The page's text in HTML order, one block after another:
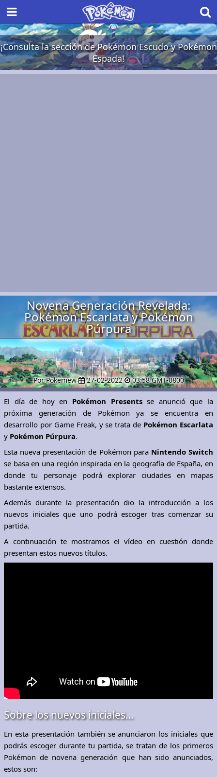
¡Consulta la sección de Pokémon Escudo y Pokémon
Espada!
Novena Generación Revelada:
Pokémon Escarlata y Pokémon
Púrpura
Por Pokemew 27-02-2022 03:58 GMT-0800
El día de hoy en Pokémon Presentsse anunció que la
próxima generación de Pokémon ya se encuentra en
desarrollo por Game Freak, y se trata de Pokémon Escarlata
y Pokémon Púrpura.
Esta nueva presentación de Pokémon para Nintendo Switch
se basa en una región inspirada en la geografía de España, en
donde tu personaje podrá explorar ciudades en mapas
bastante extensos.
Además durante la presentación dio la introducción a los
nuevos iniciales que uno podrá escoger tras comenzar su
partida.
A continuación te mostramos el vídeo en cuestión donde
presentan estos nuevos títulos.
Sobre los nuevos iniciales…
En esta presentación también se anunciaron los iniciales que
podrás escoger durante tu partida, se tratan de los primeros
Pokémon de novena generación que han sido anunciados,
estos son: